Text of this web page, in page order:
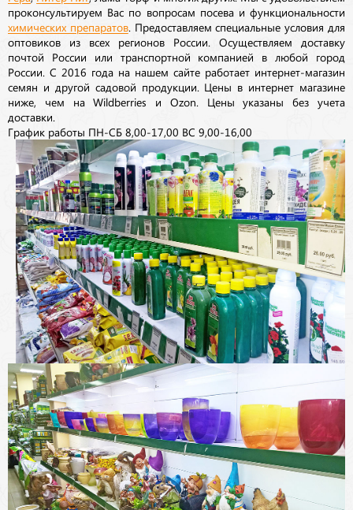
проконсультируем Вас по вопросам посева и функциональности
химических препаратов. Предоставляем специальные условия для
оптовиков из всех регионов России. Осуществляем доставку
почтой России или транспортной компанией в любой город
России. С 2016 года на нашем сайте работает интернет-магазин
семян и другой садовой продукции. Цены в интернет магазине
ниже, чем на Wildberries и Ozon. Цены указаны без учета
доставки.
График работы ПН-СБ 8,00-17,00 ВС 9,00-16,00